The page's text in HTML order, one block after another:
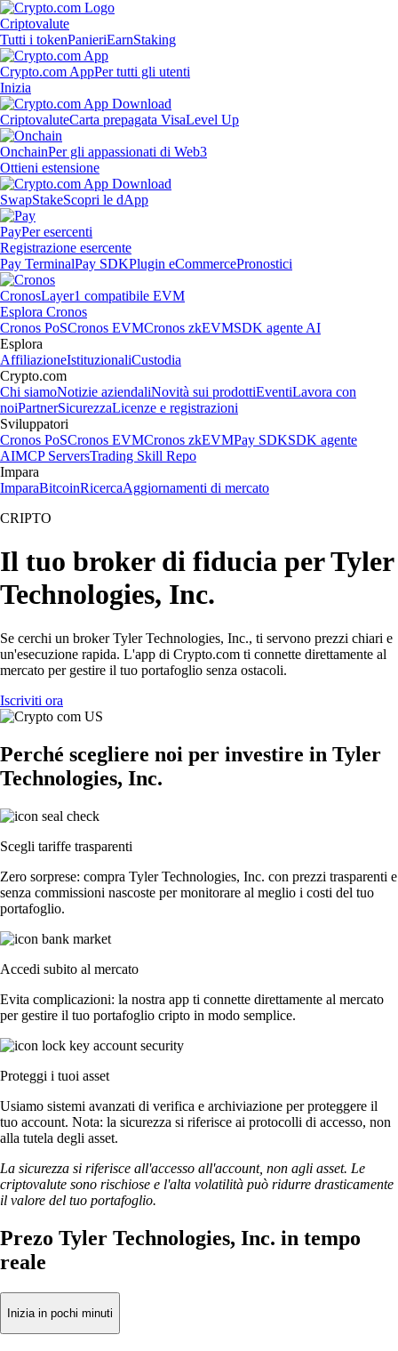
Criptovalute
Tutti i tokenPanieriEarnStaking
Crypto.com AppPer tutti gli utenti
Inizia
CriptovaluteCarta prepagata VisaLevel Up
OnchainPer gli appassionati di Web3
Ottieni estensione
SwapStakeScopri le dApp
PayPer esercenti
Registrazione esercente
Pay TerminalPay SDKPlugin eCommercePronostici
CronosLayer1 compatibile EVM
Esplora Cronos
Cronos PoSCronos EVMCronos zkEVMSDK agente AI
Esplora
AffiliazioneIstituzionaliCustodia
Crypto.com
Chi siamoNotizie aziendaliNovità sui prodottiEventiLavora con
noiPartnerSicurezzaLicenze e registrazioni
Sviluppatori
Cronos PoSCronos EVMCronos zkEVMPay SDKSDK agente
AIMCP ServersTrading Skill Repo
Impara
ImparaBitcoinRicercaAggiornamenti di mercato
CRIPTO
Il tuo broker di fiducia per Tyler
Technologies, Inc.
Se cerchi un broker Tyler Technologies, Inc., ti servono prezzi chiari e
un'esecuzione rapida. L'app di Crypto.com ti connette direttamente al
mercato per gestire il tuo portafoglio senza ostacoli.
Iscriviti ora
Perché scegliere noi per investire in Tyler
Technologies, Inc.
Scegli tariffe trasparenti
Zero sorprese: compra Tyler Technologies, Inc. con prezzi trasparenti e
senza commissioni nascoste per monitorare al meglio i costi del tuo
portafoglio.
Accedi subito al mercato
Evita complicazioni: la nostra app ti connette direttamente al mercato
per gestire il tuo portafoglio cripto in modo semplice.
Proteggi i tuoi asset
Usiamo sistemi avanzati di verifica e archiviazione per proteggere il
tuo account. Nota: la sicurezza si riferisce ai protocolli di accesso, non
alla tutela degli asset.
La sicurezza si riferisce all'accesso all'account, non agli asset. Le
criptovalute sono rischiose e l'alta volatilità può ridurre drasticamente
il valore del tuo portafoglio.
Prezo Tyler Technologies, Inc. in tempo
reale
Inizia in pochi minuti